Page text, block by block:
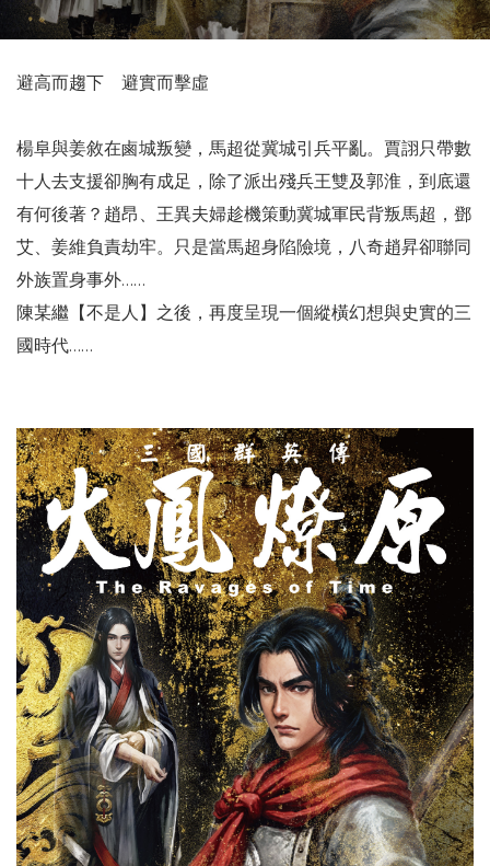
避高而趨下 避實而擊虛
楊阜與姜敘在鹵城叛變，馬超從冀城引兵平亂。賈詡只帶數
十人去支援卻胸有成足，除了派出殘兵王雙及郭淮，到底還
有何後著？趙昂、王異夫婦趁機策動冀城軍民背叛馬超，鄧
艾、姜維負責劫牢。只是當馬超身陷險境，八奇趙昇卻聯同
外族置身事外……
陳某繼【不是人】之後，再度呈現一個縱橫幻想與史實的三
國時代……